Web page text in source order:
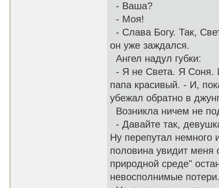
- Ваша?
- Моя!
- Слава Богу. Так,
он уже заждался.
Ангел надул губки:
- Я не Света. Я Соня.
папа красивый. - И,
убежал обратно в
Возникла ничем не
- Давайте так,
Ну перепутал
половина увидит меня
природной среде"
невосполнимые